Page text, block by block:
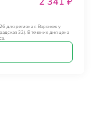
для региона г. Воронеж у
32). В течение дня цена